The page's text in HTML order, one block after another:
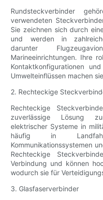
Rundsteckverbinder
verwendeten
Sie zeichnen sich durch
und werden in
darunter
Marineeinrichtungen. Ihre
Kontaktkonfigurationen
Umwelteinflüssen machen
2. Rechteckige
Rechteckige
zuverlässige Lösung
elektrischer Systeme in
häufig in
Kommunikationssystemen
Rechteckige
Verbindung und können
wodurch sie für
3. Glasfaserverbinder